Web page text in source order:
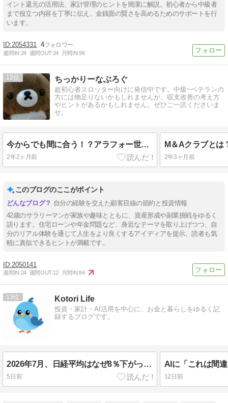
イント還元の活用法、家計管理のヒントを簡潔に解説。初心者から中級者
まで役立つ内容を丁寧に伝え、金銭面の賢さを高めるためのサポートを行
います。
2054331 4
週間IN:24 週間OUT:24 月間IN:96
12 ちっかりーなぶろぐ
超初心者スロッター向けに発信中です。中級~ベテランの
方には物足りないかもしれませんが、収支改善の考え方
やヒントがあるかもしれません。ぜひご一読くださいま
せ。
今からでも間に合う！？アラフォー世代からの資産形成！2024 6月
2年2ヶ月前 2年3ヶ月前
このブログのここがポイント
自分の経験を交えた顧客目線の節約と投資情報
42歳のサラリーマンが家族や趣味とともに、資産形成や副業挑戦をゆるく
語ります。住宅ローンや年金問題など、身近なテーマを取り上げつつ、自
分のリアル体験を通じて人生をより良くするアイディアを提示。読者も気
軽に真似できるヒントが満載です。
2050141
週間IN:24 週間OUT:12 月間IN:84
13 Kotori Life
投資・家計・AI活用を中心に、お金と暮らしをゆるく記
録するブログです。
2026年7月、日経平均はなぜ8％下がった？ TOPIX・米国株との違いを初心者向けに解説
5日前 12日前